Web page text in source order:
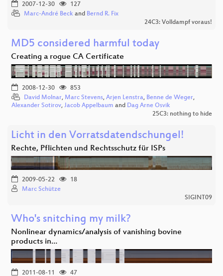
2007-12-30
127
Marc-André Beck and Bernd R. Fix
24C3: Volldampf voraus!
MD5 considered harmful today
Creating a rogue CA Certificate
2008-12-30
853
David Molnar, Marc Stevens, Arjen Lenstra, Benne de Weger,
Alexander Sotirov, Jacob Appelbaum and Dag Arne Osvik
25C3: nothing to hide
Licht in den Vorratsdatendschungel!
Rechte, Pflichten und Rechtsschutz für ISPs
2009-05-22
18
Marc Schütze
SIGINT09
Who's snitching my milk?
Nonlinear dynamics/analysis of vanishing bovine
products in…
2011-08-11 47